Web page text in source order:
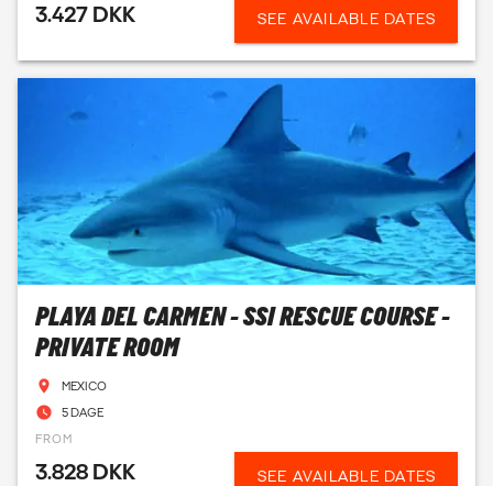
3.427 DKK SEE AVAILABLE DATES
PLAYA DEL CARMEN - SSI RESCUE COURSE -
PRIVATE ROOM
MEXICO
5 DAGE
FROM
3.828 DKK SEE AVAILABLE DATES